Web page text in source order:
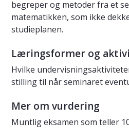
begreper og metoder fra et
matematikken, som ikke
studieplanen.
Læringsformer og
Hvilke
stilling til når seminaret
Mer om vurdering
Muntlig eksamen som teller